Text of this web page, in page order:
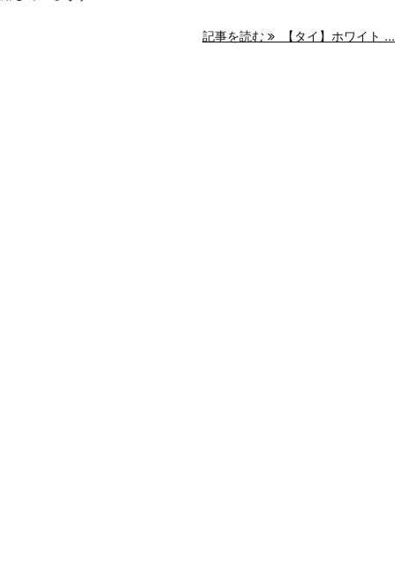
記事を読む 【タイ】ホワイト ...